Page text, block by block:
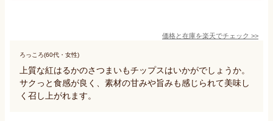
価格と在庫を楽天でチェック >>
ろっころ(60代・女性)
上質な紅はるかのさつまいもチップスはいかがでしょうか。
サクっと食感が良く、素材の甘みや旨みも感じられて美味し
く召し上がれます。